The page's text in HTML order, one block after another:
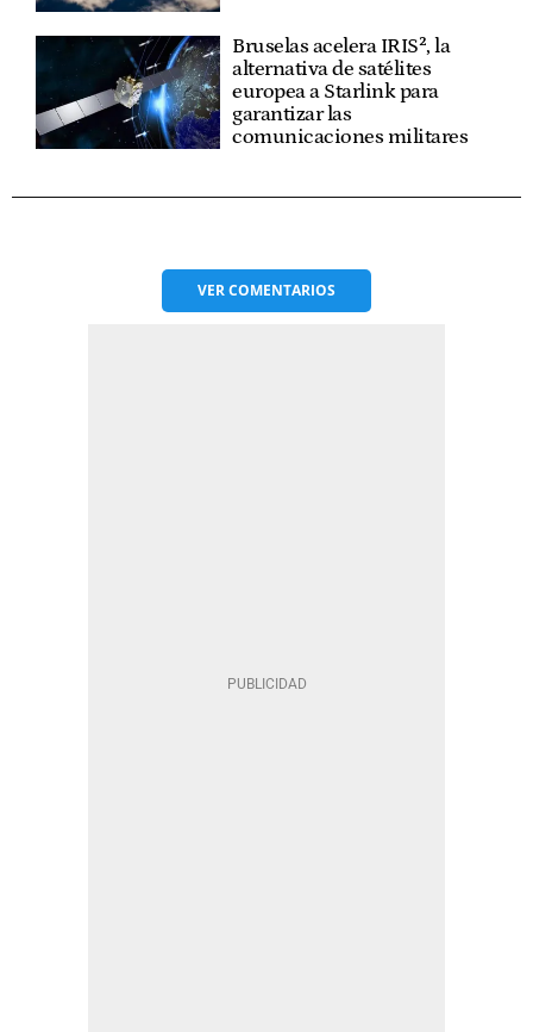
Bruselas acelera IRIS², la
alternativa de satélites
europea a Starlink para
garantizar las
comunicaciones militares
VERCOMENTARIOS